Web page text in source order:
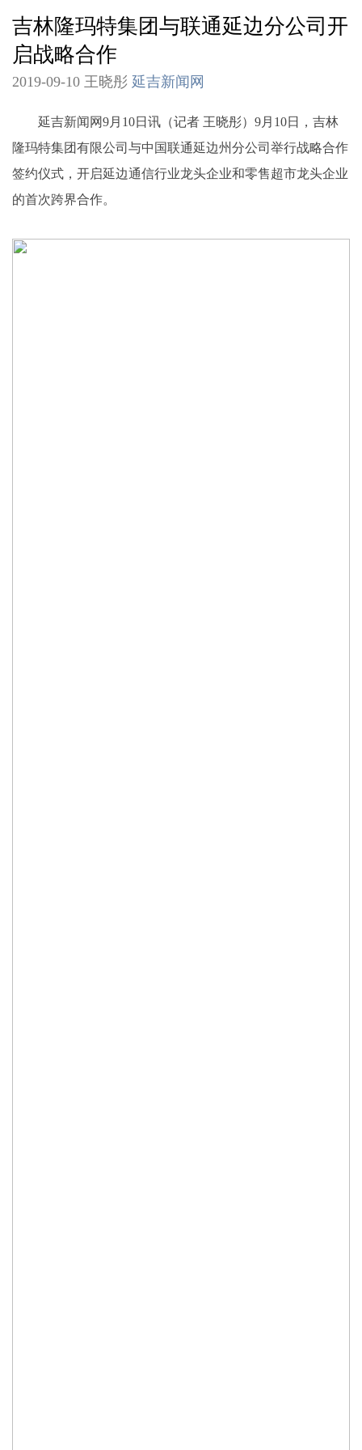
吉林隆玛特集团与联通延边分公司开
启战略合作
2019-09-10 王晓彤 延吉新闻网
延吉新闻网9月10日讯（记者 王晓彤）9月10日，吉林
隆玛特集团有限公司与中国联通延边州分公司举行战略合作
签约仪式，开启延边通信行业龙头企业和零售超市龙头企业
的首次跨界合作。